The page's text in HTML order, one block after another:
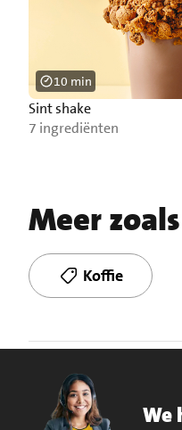
Sint shake
7 ingrediënten
10 min
Meer
Koffie
We